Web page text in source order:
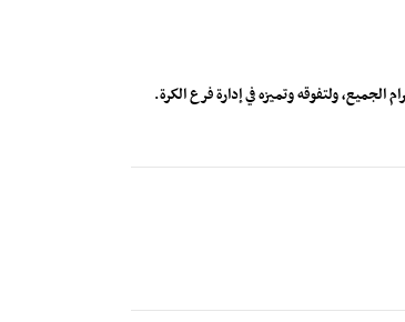
ولتفوقه وتميزه في إدارة فرع الكرة.